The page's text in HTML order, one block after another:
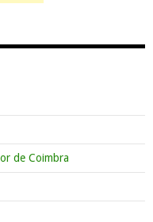
de Coimbra